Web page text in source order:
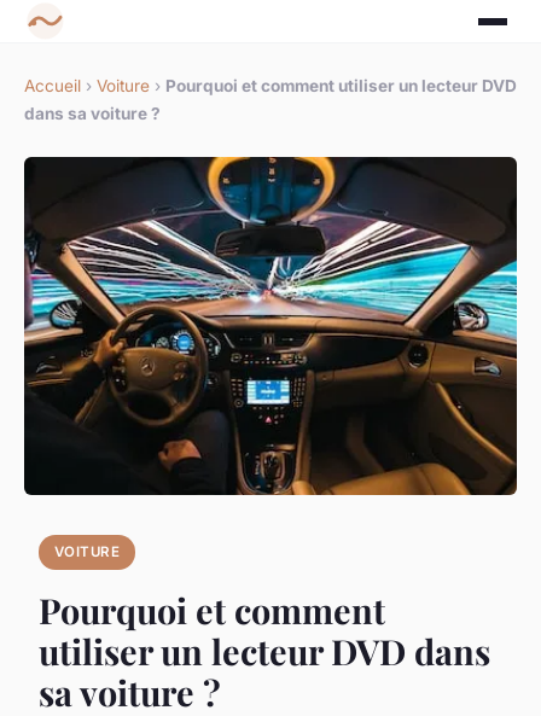
Accueil › Voiture › Pourquoi et comment utiliser un lecteur DVD
dans sa voiture ?
VOITURE
Pourquoi et comment
utiliser un lecteur DVD dans
sa voiture ?